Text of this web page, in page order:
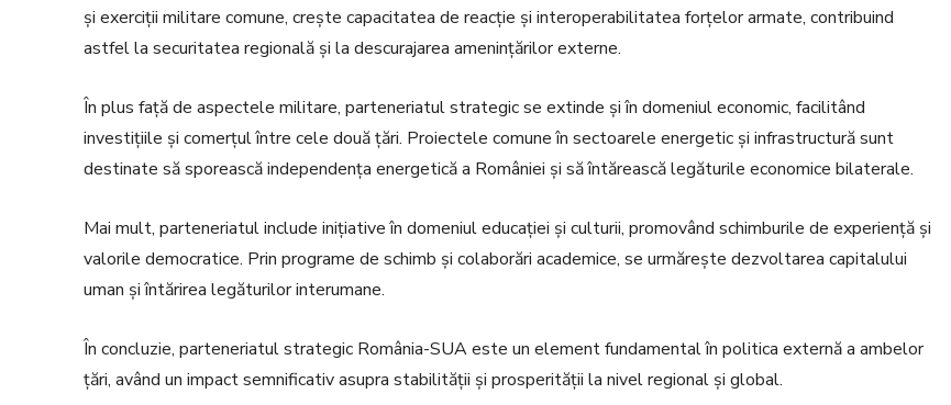
și exerciții militare comune, crește capacitatea de reacție și interoperabilitatea forțelor armate, contribuind
astfel la securitatea regională și la descurajarea amenințărilor externe.
În plus față de aspectele militare, parteneriatul strategic se extinde și în domeniul economic, facilitând
investițiile și comerțul între cele două țări. Proiectele comune în sectoarele energetic și infrastructură sunt
destinate să sporească independența energetică a României și să întărească legăturile economice bilaterale.
Mai mult, parteneriatul include inițiative în domeniul educației și culturii, promovând schimburile de experiență și
valorile democratice. Prin programe de schimb și colaborări academice, se urmărește dezvoltarea capitalului
uman și întărirea legăturilor interumane.
În concluzie, parteneriatul strategic România-SUA este un element fundamental în politica externă a ambelor
țări, având un impact semnificativ asupra stabilității și prosperității la nivel regional și global.